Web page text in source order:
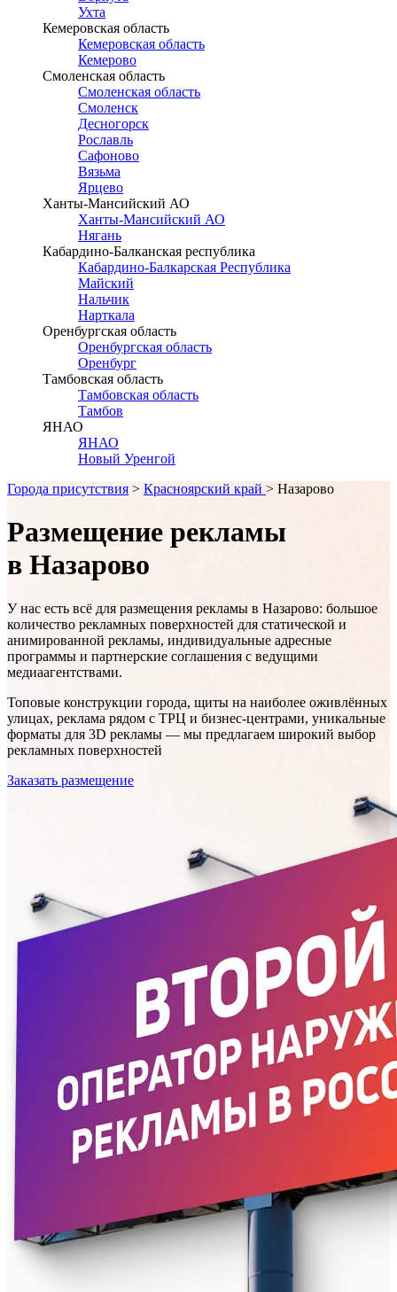
Ухта
Кемеровская область
Кемеровская область
Кемерово
Смоленская область
Смоленская область
Смоленск
Десногорск
Рославль
Сафоново
Вязьма
Ярцево
Ханты-Мансийский АО
Ханты-Мансийский АО
Нягань
Кабардино-Балканская республика
Кабардино-Балкарская Республика
Майский
Нальчик
Нарткала
Оренбургская область
Оренбургская область
Оренбург
Тамбовская область
Тамбовская область
Тамбов
ЯНАО
ЯНАО
Новый Уренгой
Города присутствия > Красноярский край > Назарово
Размещение рекламы
в Назарово
У нас есть всё для размещения рекламы в Назарово: большое
количество рекламных поверхностей для статической и
анимированной рекламы, индивидуальные адресные
программы и партнерские соглашения с ведущими
медиаагентствами.
Топовые конструкции города, щиты на наиболее оживлённых
улицах, реклама рядом с ТРЦ и бизнес-центрами, уникальные
форматы для 3D рекламы — мы предлагаем широкий выбор
рекламных поверхностей
Заказать размещение